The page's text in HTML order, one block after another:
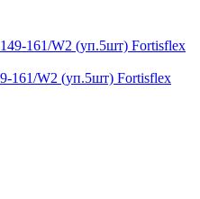
161/W2 (уп.5шт) Fortisflex